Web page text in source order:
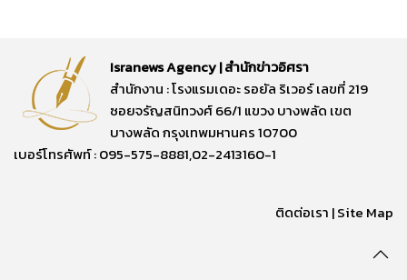
Isranews Agency | สำนักข่าวอิศรา
สำนักงาน : โรงแรมเดอะ รอยัล ริเวอร์ เลขที่ 219
ซอยจรัญสนิทวงศ์ 66/1 แขวง บางพลัด เขต
บางพลัด กรุงเทพมหานคร 10700
เบอร์โทรศัพท์ : 095-575-8881,02-2413160-1
ติดต่อเรา |Site Map